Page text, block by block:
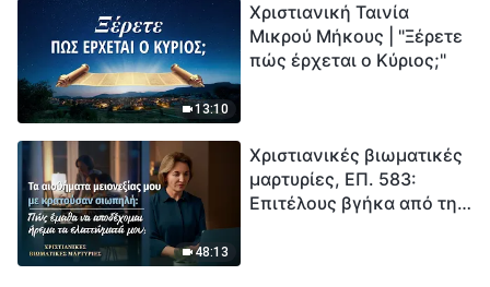
13:10
Χριστιανική Ταινία
Μικρού Μήκους | "Ξέρετε
πώς έρχεται ο Κύριος;"
48:13
Χριστιανικές βιωματικές
μαρτυρίες, ΕΠ. 583:
Επιτέλους βγήκα από τη